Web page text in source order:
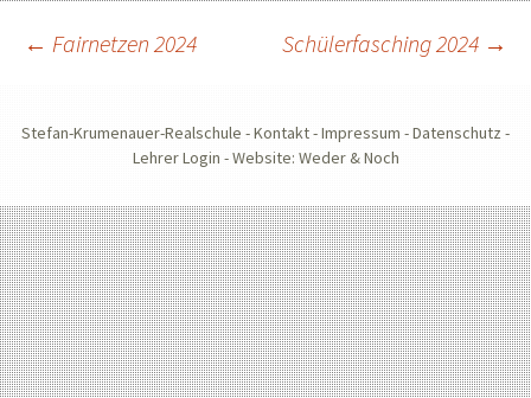
Beitragsnavigation
← Fairnetzen 2024 Schülerfasching 2024 →
Stefan-Krumenauer-Realschule -Kontakt-Impressum -Datenschutz -
Lehrer Login -Website: Weder & Noch